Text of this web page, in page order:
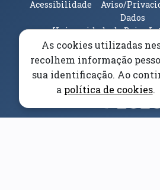
Acessibilidade Aviso/
Dados
Universidade da Beira
Parceiros e
As cookies utilizadas
recolhem informação
sua identificação. Ao
a política de cookies.